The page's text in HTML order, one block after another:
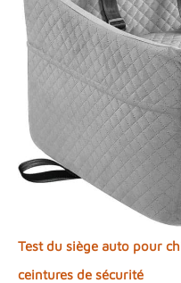
Test du siège auto pour
ceintures de sécurité